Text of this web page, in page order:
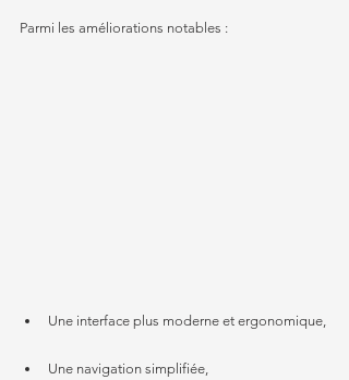
Parmi les améliorations notables :
Une interface plus moderne et ergonomique,
Une navigation simplifiée,